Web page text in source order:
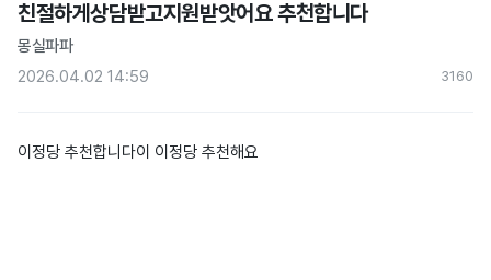
친절하게상담받고지원받앗어요 추천합니다
몽실파파
2026.04.02 14:59
3160
이정당 추천합니다이 이정당 추천해요